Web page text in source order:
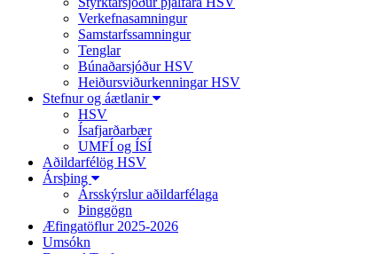
Verkefnasamningur
Samstarfssamningur
Tenglar
Búnaðarsjóður HSV
Heiðursviðurkenningar HSV
Stefnur og áætlanir
HSV
Ísafjarðarbær
UMFÍ og ÍSÍ
Aðildarfélög HSV
Ársþing
Ársskýrslur aðildarfélaga
Þinggögn
Æfingatöflur 2025-2026
Umsókn